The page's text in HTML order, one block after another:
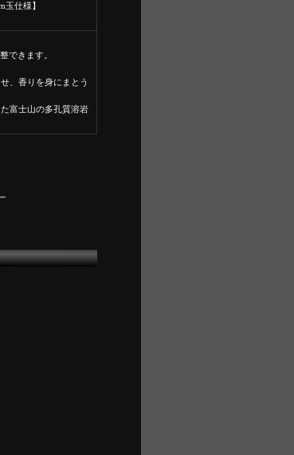
玉仕様】
できます。
、香りを身にまとう
富士山の多孔質溶岩